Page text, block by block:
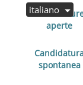
aperte
spontanea
italiano